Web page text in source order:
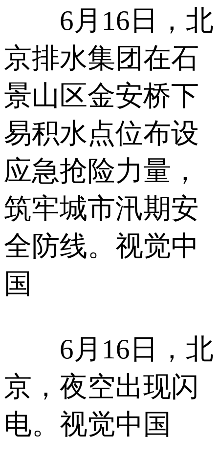
6月16日，北
京排水集团在石
景山区金安桥下
易积水点位布设
应急抢险力量，
筑牢城市汛期安
全防线。视觉中
国
6月16日，北
京，夜空出现闪
电。视觉中国